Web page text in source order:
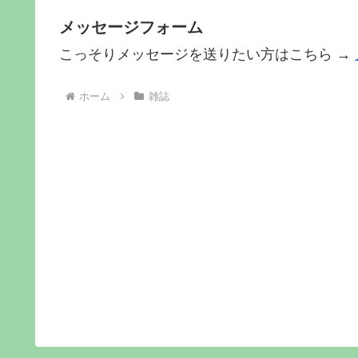
メッセージフォーム
こっそりメッセージを送りたい方はこちら →
ホーム 雑誌